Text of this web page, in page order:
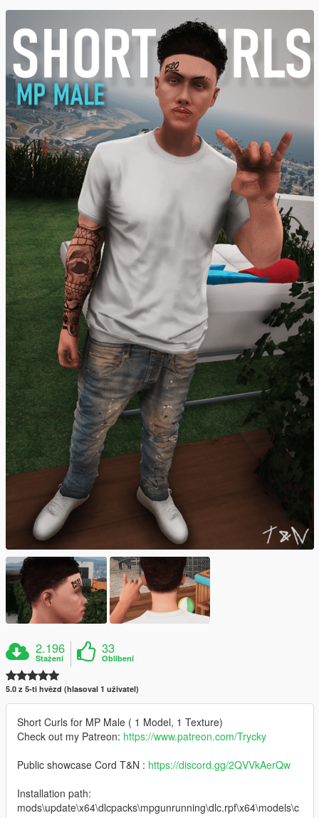
2.196
Stažení
33
Oblíbení
5.0 z 5-ti hvězd (hlasoval 1 uživatel)
Short Curls for MP Male ( 1 Model, 1 Texture)
Check out my Patreon: https://www.patreon.com/Trycky
Public showcase Cord T&N : https://discord.gg/2QVVkAerQw
Installation path:
mods\update\x64\dlcpacks\mpgunrunning\dlc.rpf\x64\models\c